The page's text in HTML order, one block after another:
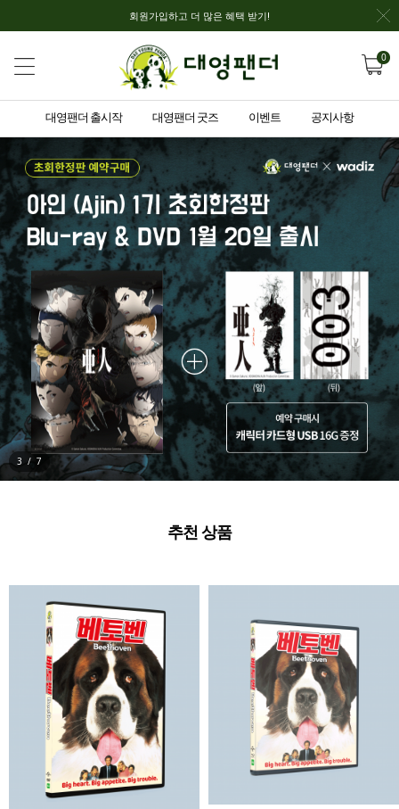
회원가입하고 더 많은 혜택 받기!
0
대영팬더 출시작 대영팬더 굿즈 이벤트 공지사항
3 / 7
추천 상품